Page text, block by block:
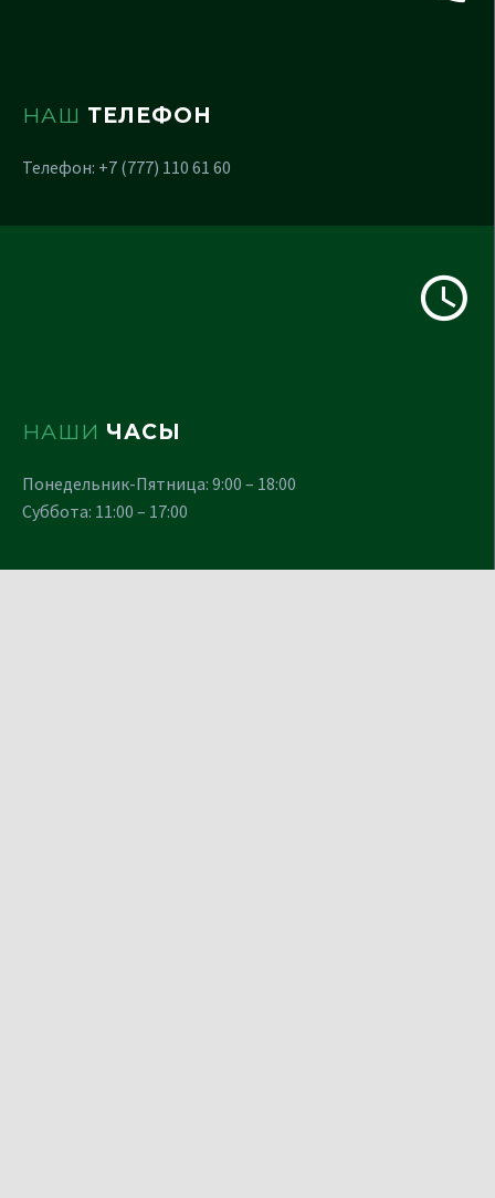
НАШ ТЕЛЕФОН
Телефон: +7 (777) 110 61 60
НАШИ ЧАСЫ
Понедельник-Пятница: 9:00 – 18:00
Суббота: 11:00 – 17:00